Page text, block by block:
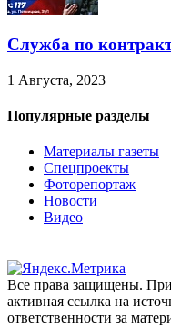
Служба по
1 Августа, 2023
Популярные разделы
Материалы газеты
Спецпроекты
Фоторепортаж
Новости
Видео
Все права защищены. При
активная ссылка на
ответственности за